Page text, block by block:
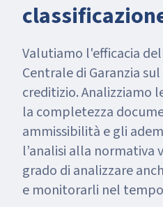
Valutiamo l'efficacia
Centrale di Garanzia
creditizio. Analizziamo
la completezza
ammissibilità e gli
l’analisi alla normativa
grado di analizzare
e monitorarli nel